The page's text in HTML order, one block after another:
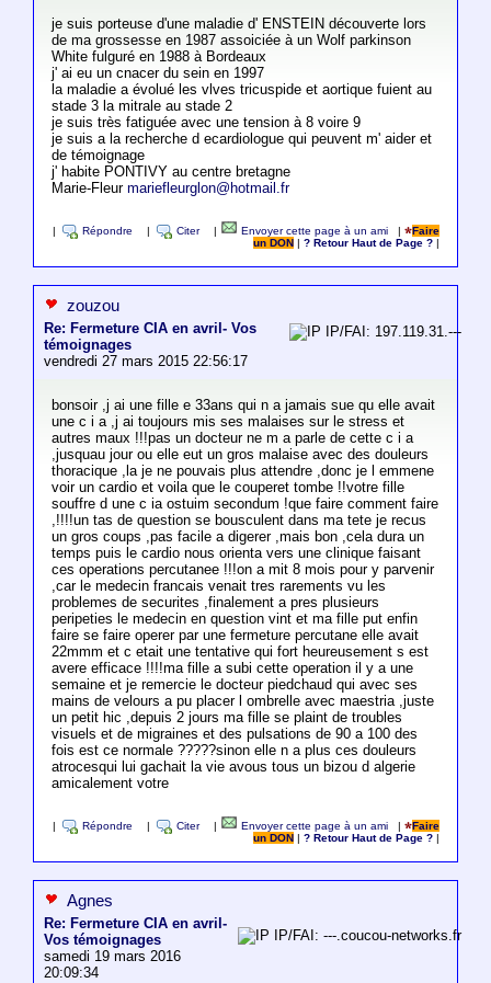
je suis porteuse d'une maladie d' ENSTEIN découverte lors
de ma grossesse en 1987 assoiciée à un Wolf parkinson
White fulguré en 1988 à Bordeaux
j' ai eu un cnacer du sein en 1997
la maladie a évolué les vlves tricuspide et aortique fuient au
stade 3 la mitrale au stade 2
je suis très fatiguée avec une tension à 8 voire 9
je suis a la recherche d ecardiologue qui peuvent m' aider et
de témoignage
j' habite PONTIVY au centre bretagne
Marie-Fleur mariefleurglon@hotmail.fr
Répondre Citer Envoyer cette page à un ami |
Faire
un DON
|? Retour Haut de Page ?
zouzou
Re: Fermeture CIA en avril- Vos
témoignages
vendredi 27 mars 2015 22:56:17
IP/FAI: 197.119.31.---
bonsoir ,j ai une fille e 33ans qui n a jamais sue qu elle avait
une c i a ,j ai toujours mis ses malaises sur le stress et
autres maux !!!pas un docteur ne m a parle de cette c i a
,jusquau jour ou elle eut un gros malaise avec des douleurs
thoracique ,la je ne pouvais plus attendre ,donc je l emmene
voir un cardio et voila que le couperet tombe !!votre fille
souffre d une c ia ostuim secondum !que faire comment faire
,!!!!un tas de question se bousculent dans ma tete je recus
un gros coups ,pas facile a digerer ,mais bon ,cela dura un
temps puis le cardio nous orienta vers une clinique faisant
ces operations percutanee !!!on a mit 8 mois pour y parvenir
,car le medecin francais venait tres rarements vu les
problemes de securites ,finalement a pres plusieurs
peripeties le medecin en question vint et ma fille put enfin
faire se faire operer par une fermeture percutane elle avait
22mmm et c etait une tentative qui fort heureusement s est
avere efficace !!!!ma fille a subi cette operation il y a une
semaine et je remercie le docteur piedchaud qui avec ses
mains de velours a pu placer l ombrelle avec maestria ,juste
un petit hic ,depuis 2 jours ma fille se plaint de troubles
visuels et de migraines et des pulsations de 90 a 100 des
fois est ce normale ?????sinon elle n a plus ces douleurs
atrocesqui lui gachait la vie avous tous un bizou d algerie
amicalement votre
Répondre Citer Envoyer cette page à un ami |
Faire
un DON
|? Retour Haut de Page ?
Agnes
Re: Fermeture CIA en avril-
Vos témoignages
samedi 19 mars 2016
20:09:34
IP/FAI: ---.coucou-networks.fr